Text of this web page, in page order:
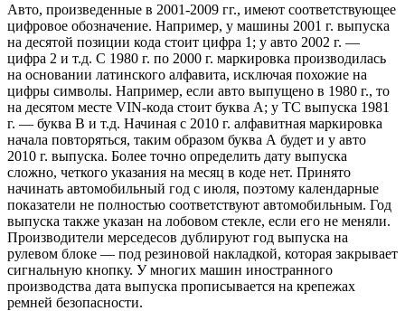
Авто, произведенные в 2001-2009 гг., имеют соответствующее
цифровое обозначение. Например, у машины 2001 г. выпуска
на десятой позиции кода стоит цифра 1; у авто 2002 г. —
цифра 2 и т.д. С 1980 г. по 2000 г. маркировка производилась
на основании латинского алфавита, исключая похожие на
цифры символы. Например, если авто выпущено в 1980 г., то
на десятом месте VIN-кода стоит буква А; у ТС выпуска 1981
г. — буква В и т.д. Начиная с 2010 г. алфавитная маркировка
начала повторяться, таким образом буква А будет и у авто
2010 г. выпуска. Более точно определить дату выпуска
сложно, четкого указания на месяц в коде нет. Принято
начинать автомобильный год с июля, поэтому календарные
показатели не полностью соответствуют автомобильным. Год
выпуска также указан на лобовом стекле, если его не меняли.
Производители мерседесов дублируют год выпуска на
рулевом блоке — под резиновой накладкой, которая закрывает
сигнальную кнопку. У многих машин иностранного
производства дата выпуска прописывается на крепежах
ремней безопасности.